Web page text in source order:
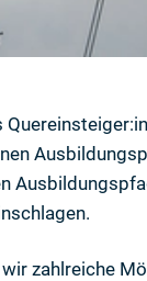
zahlreiche